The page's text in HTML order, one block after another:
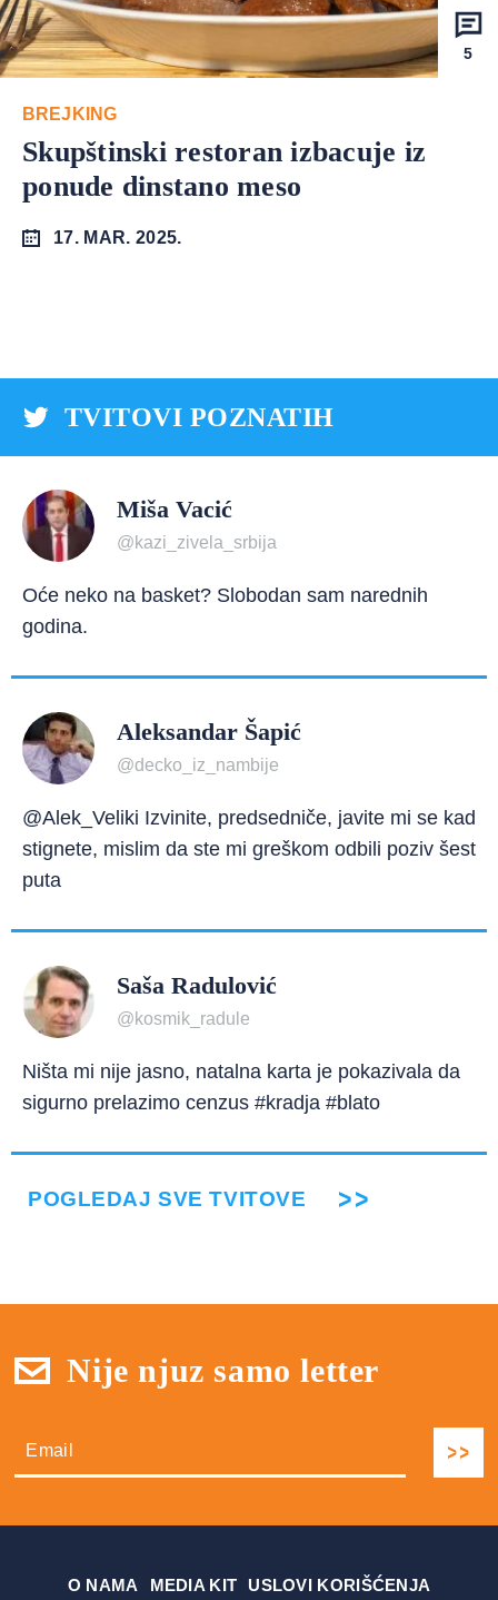
5
BREJKING
Skupštinski restoran izbacuje iz
ponude dinstano meso
17. MAR. 2025.
TVITOVI POZNATIH
Miša Vacić
@kazi_zivela_srbija
Oće neko na basket? Slobodan sam narednih
godina.
Aleksandar Šapić
@decko_iz_nambije
@Alek_Veliki Izvinite, predsedniče, javite mi se kad
stignete, mislim da ste mi greškom odbili poziv šest
puta
Saša Radulović
@kosmik_radule
Ništa mi nije jasno, natalna karta je pokazivala da
sigurno prelazimo cenzus #kradja #blato
POGLEDAJ SVE TVITOVE
Nije njuz samo letter
О NAMA MEDIA KIT USLOVI KORIŠĆENJA